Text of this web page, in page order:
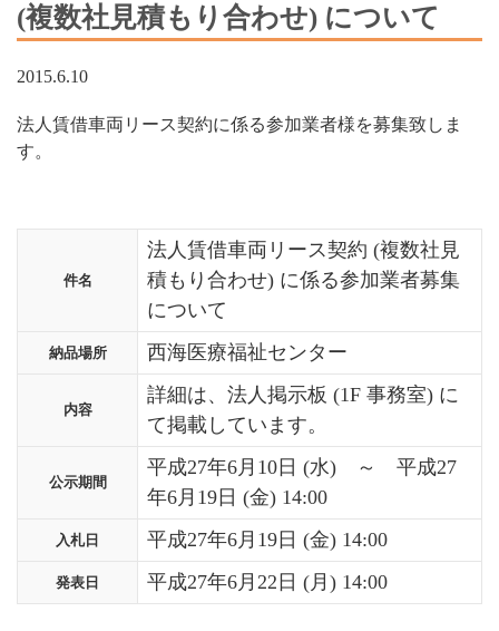
(複数社見積もり合わせ) について
2015.6.10
法人賃借車両リース契約に係る参加業者様を募集致しま
す。
件名
法人賃借車両リース契約 (複数社見
積もり合わせ) に係る参加業者募集
について
納品場所 西海医療福祉センター
内容
詳細は、法人掲示板 (1F 事務室) に
て掲載しています。
公示期間
平成27年6月10日 (水) ～ 平成27
年6月19日 (金) 14:00
入札日 平成27年6月19日 (金) 14:00
発表日 平成27年6月22日 (月) 14:00